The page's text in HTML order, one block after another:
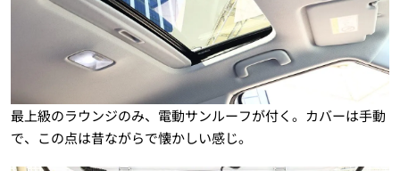
最上級のラウンジのみ、電動サンルーフが付く。カバーは手動
で、この点は昔ながらで懐かしい感じ。